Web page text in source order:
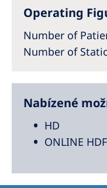
United States of
NephroCare
Operating
Number of
Number of
Nabízené
HD
ONLINE HDF